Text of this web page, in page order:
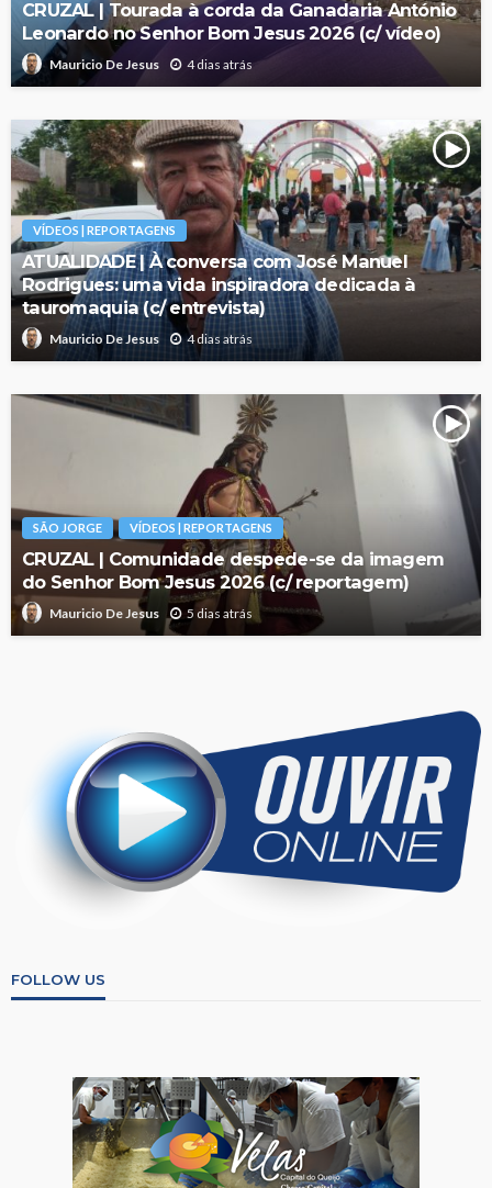
CRUZAL | Tourada à corda da Ganadaria António
Leonardo no Senhor Bom Jesus 2026 (c/ vídeo)
Mauricio De Jesus 4 dias atrás
VÍDEOS | REPORTAGENS
ATUALIDADE | À conversa com José Manuel
Rodrigues: uma vida inspiradora dedicada à
tauromaquia (c/ entrevista)
Mauricio De Jesus 4 dias atrás
SÃO JORGE VÍDEOS | REPORTAGENS
CRUZAL | Comunidade despede-se da imagem
do Senhor Bom Jesus 2026 (c/ reportagem)
Mauricio De Jesus 5 dias atrás
FOLLOW US